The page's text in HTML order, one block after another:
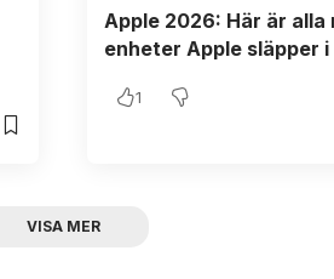
Apple 2026: Här är alla
enheter Apple släpper i
1
VISA MER